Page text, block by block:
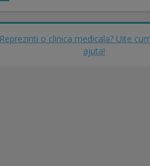
Reprezinti o clinica medicala? Uite
ajuta!